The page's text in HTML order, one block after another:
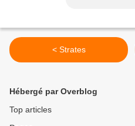
< Strates
Hébergé par Overblog
Top articles